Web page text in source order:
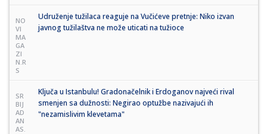
NO
VI
MA
GA
ZI
N.R
S
Udruženje tužilaca reaguje na Vučićeve pretnje: Niko izvan
javnog tužilaštva ne može uticati na tužioce
SR
BIJ
AD
AN
AS.
Ključa u Istanbulu! Gradonačelnik i Erdoganov najveći rival
smenjen sa dužnosti: Negirao optužbe nazivajući ih
"nezamislivim klevetama"